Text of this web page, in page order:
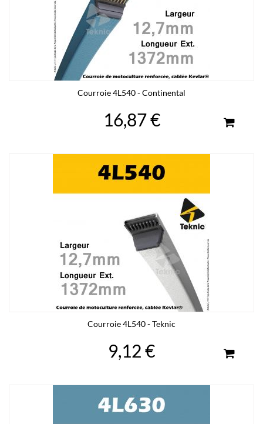
Courroie 4L540 - Continental
16,87 €
Courroie 4L540 - Teknic
9,12 €